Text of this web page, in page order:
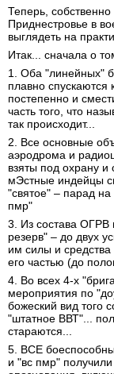
Теперь,
Приднестровье в
выглядеть на
Итак... сначала о
1. Оба "линейных"
плавно спускаются
постепенно и
часть того, что
так происходит...
2. Все основные
аэродрома и
взяты под охрану и
мЭстные индейцы
"святое" – парад
пмр"
3. Из состава ОГРВ
резерв" – до двух
им силы и средства
его частью (до
4. Во всех 4-х
мероприятия по
божеский вид того
"штатное ВВТ"...
стараются...
5. ВСЕ
и "вс пмр" получили